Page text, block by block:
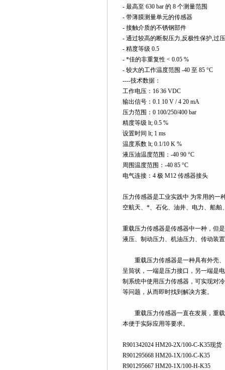
- 最高至 630 bar 的 8 个测量范围
- 带薄膜测量单元的传感器
- 接触介质的不锈钢部件
- 通过较高的断裂压力,反极性保护,过
- 精度等级 0.5
- *佳的非重复性 < 0.05 %
- 较大的工作温度范围 -40 至 85 °C
----技术数据：
工作电压：16 36 VDC
输出信号：0.1 10 V / 4 20 mA
压力范围：0 100/250/400 bar
精度等级 lt; 0.5 %
设置时间 lt; 1 ms
温度系数 lt; 0.1/10 K %
液压油温度范围：-40 90 °C
周围温度范围：-40 85 °C
电气连接：4 极 M12 传感器接头
压力传感器是工业实践中 为常用的一
空航天、*、石化、油井、电力、船
重载压力传感器是传感器中一种，但
液压、制动压力、机油压力、传动装
重载压力传感器是一种具有外壳、
呈筒状，一端是压力接口，另一端是
制系统中使用压力传感器，可实现对
等问题，从而即时找到解决方案。
重载压力传感器一直在发展，重载
本便于实际应用等要求。
R901342024 HM20-2X/100-C-K35现货
R901295668 HM20-1X/100-C-K35
R901295667 HM20-1X/100-H-K35